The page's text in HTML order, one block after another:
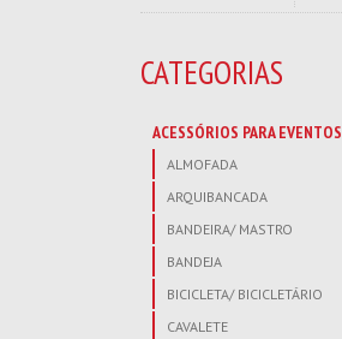
CATEGORIAS
ACESSÓRIOS PARA EVENTOS
ALMOFADA
ARQUIBANCADA
BANDEIRA/ MASTRO
BANDEJA
BICICLETA/ BICICLETÁRIO
CAVALETE